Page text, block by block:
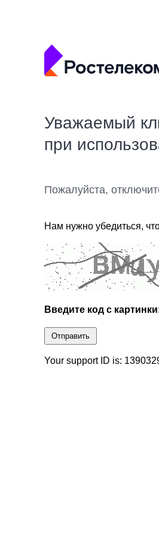
Уважаемый
при
Пожалуйста,
Нам нужно убедиться,
Введите код с
Отправить
Your support ID is: